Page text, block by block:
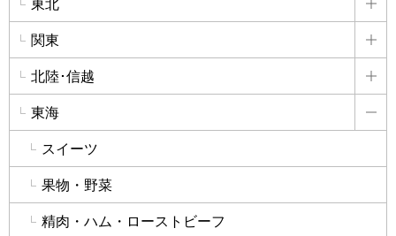
東北
詳
関東
詳
北陸･信越
詳
東海
スイーツ
果物・野菜
精肉・ハム・ローストビーフ